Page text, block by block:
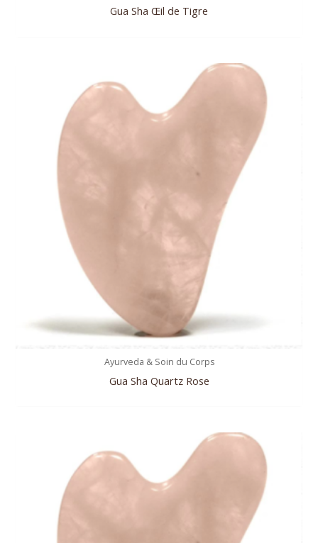
Gua Sha Œil de Tigre
Ayurveda & Soin du Corps
Gua Sha Quartz Rose